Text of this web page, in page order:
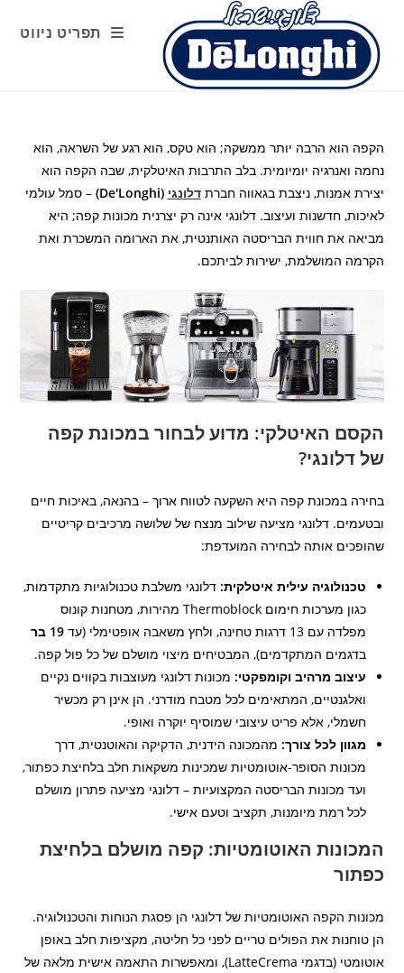
content
תפריט ניווט
הקפה הוא הרבה יותר ממשקה; הוא טקס, הוא רגע של השראה, הוא
נחמה ואנרגיה יומיומית. בלב התרבות האיטלקית, שבה הקפה הוא
יצירת אמנות, ניצבת בגאווה חברתדלונגי (De'Longhi)
– סמל עולמי
לאיכות, חדשנות ועיצוב. דלונגי אינה רק יצרנית מכונות קפה; היא
מביאה את חווית הבריסטה האותנטית, את הארומה המשכרת ואת
הקרמה המושלמת, ישירות לביתכם.
הקסם האיטלקי: מדוע לבחור במכונת קפה
של דלונגי?
בחירה במכונת קפה היא השקעה לטווח ארוך – בהנאה, באיכות חיים
ובטעמים. דלונגי מציעה שילוב מנצח של שלושה מרכיבים קריטיים
שהופכים אותה לבחירה המועדפת:
טכנולוגיה עילית איטלקית: דלונגי משלבת טכנולוגיות מתקדמות,
כגון מערכות חימום Thermoblock מהירות, מטחנות קונוס
מפלדה עם 13 דרגות טחינה, ולחץ משאבה אופטימלי (עד
19 בר
בדגמים המתקדמים), המבטיחים מיצוי מושלם של כל פול קפה.
עיצוב מרהיב וקומפקטי: מכונות דלונגי מעוצבות בקווים נקיים
ואלגנטיים, המתאימים לכל מטבח מודרני. הן אינן רק מכשיר
חשמלי, אלא פריט עיצובי שמוסיף יוקרה ואופי.
מגוון לכל צורך: מהמכונה הידנית, הדקיקה והאוטנטית, דרך
מכונות הסופר-אוטומטיות שמכינות משקאות חלב בלחיצת כפתור,
ועד מכונות הבריסטה המקצועיות – דלונגי מציעה פתרון מושלם
לכל רמת מיומנות, תקציב וטעם אישי.
המכונות האוטומטיות: קפה מושלם בלחיצת
כפתור
מכונות הקפה האוטומטיות של דלונגי הן פסגת הנוחות והטכנולוגיה.
הן טוחנות את הפולים טריים לפני כל חליטה, מקציפות חלב באופן
אוטומטי (בדגמי LatteCrema), ומאפשרות התאמה אישית מלאה של